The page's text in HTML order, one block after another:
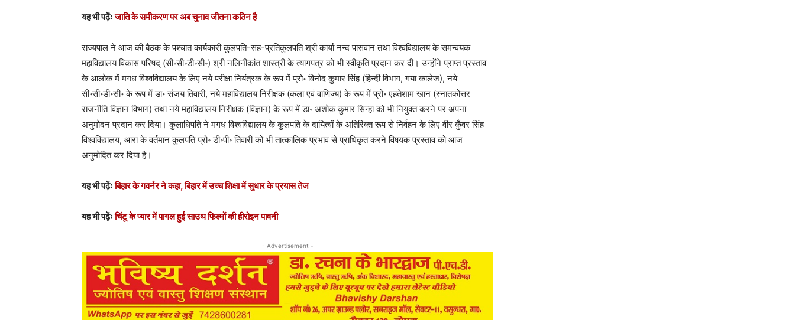
यह भी पढ़ेंःजाति के समीकरण पर अब चुनाव जीतना कठिन है
राज्यपाल ने आज की बैठक के पश्चात कार्यकारी कुलपति-सह-प्रतिकुलपति श्री कार्या नन्द पासवान तथा विश्वविद्यालय के समन्वयक
महाविद्यालय विकास परिषद् (सी॰सी॰डी॰सी॰) श्री नलिनीकांत शास्त्री के त्यागपत्र को भी स्वीकृति प्रदान कर दी। उन्होंने प्राप्त प्रस्ताव
के आलोक में मगध विश्वविद्यालय के लिए नये परीक्षा नियंत्रक के रूप में प्रो॰ विनोद कुमार सिंह (हिन्दी विभाग, गया कालेज), नये
सी॰सी॰डी॰सी॰ के रूप में डा॰ संजय तिवारी, नये महाविद्यालय निरीक्षक (कला एवं वाणिज्य) के रूप में प्रो॰ एहतेशाम खान (स्नातकोत्तर
राजनीति विज्ञान विभाग) तथा नये महाविद्यालय निरीक्षक (विज्ञान) के रूप में डा॰ अशोक कुमार सिन्हा को भी नियुक्त करने पर अपना
अनुमोदन प्रदान कर दिया। कुलाधिपति ने मगध विश्वविद्यालय के कुलपति के दायित्वों के अतिरिक्त रूप से निर्वहन के लिए वीर कुँवर सिंह
विश्वविद्यालय, आरा के वर्तमान कुलपति प्रो॰ डी॰पी॰ तिवारी को भी तात्कालिक प्रभाव से प्राधिकृत करने विषयक प्रस्ताव को आज
अनुमोदित कर दिया है।
यह भी पढ़ेंःबिहार के गवर्नर ने कहा, बिहार में उच्च शिक्षा में सुधार के प्रयास तेज
यह भी पढ़ेंःचिंटू के प्यार में पागल हुई साउथ फिल्मों की हीरोइन पावनी
- Advertisement -